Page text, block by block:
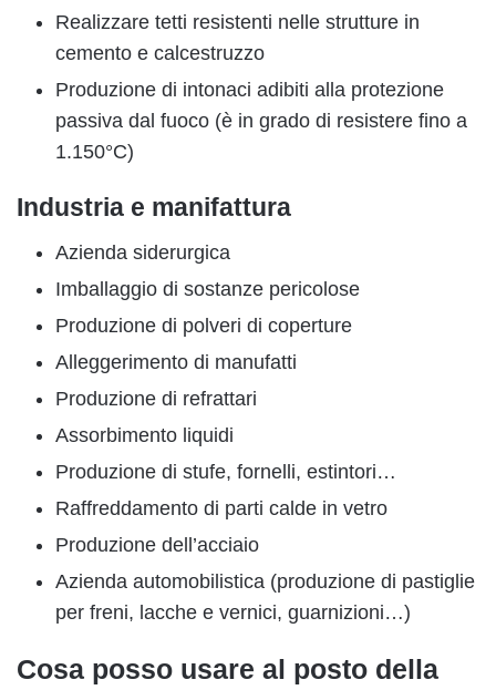
Realizzare tetti resistenti nelle strutture in
cemento e calcestruzzo
Produzione di intonaci adibiti alla protezione
passiva dal fuoco (è in grado di resistere fino a
1.150°C)
Industria e manifattura
Azienda siderurgica
Imballaggio di sostanze pericolose
Produzione di polveri di coperture
Alleggerimento di manufatti
Produzione di refrattari
Assorbimento liquidi
Produzione di stufe, fornelli, estintori…
Raffreddamento di parti calde in vetro
Produzione dell’acciaio
Azienda automobilistica (produzione di pastiglie
per freni, lacche e vernici, guarnizioni…)
Cosa posso usare al posto della